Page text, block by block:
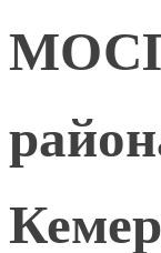
МОСП